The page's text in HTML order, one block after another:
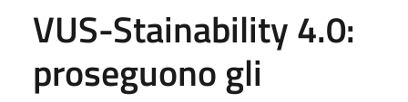
VUS-Stainability 4.0:
proseguono gli